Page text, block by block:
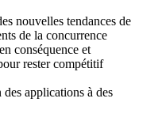
nouvelles tendances de
de la concurrence
conséquence et
rester compétitif
applications à des